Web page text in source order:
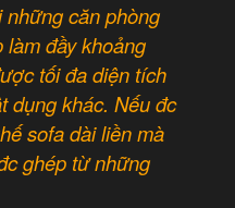
căn phòng
đầy khoảng
tối đa diện tích
dụng khác. Nếu đc
sofa dài liền mà
ghép từ những